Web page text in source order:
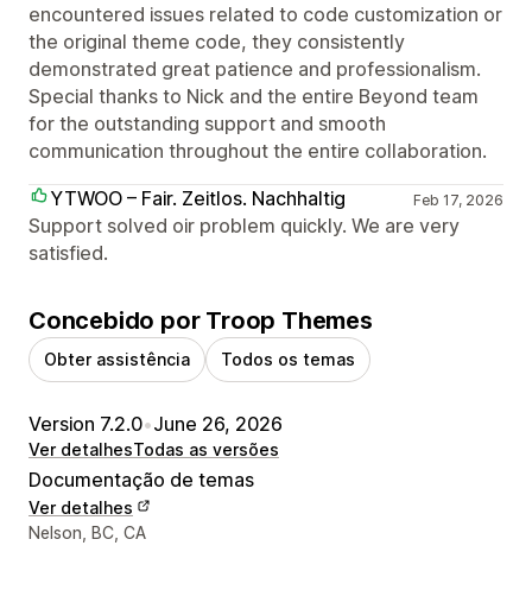
encountered issues related to code customization or
the original theme code, they consistently
demonstrated great patience and professionalism.
Special thanks to Nick and the entire Beyond team
for the outstanding support and smooth
communication throughout the entire collaboration.
YTWOO – Fair. Zeitlos. Nachhaltig
Feb 17, 2026
Support solved oir problem quickly. We are very
satisfied.
Concebido por Troop Themes
Obter assistência Todos os temas
Version 7.2.0•June 26, 2026
Ver detalhesTodas as versões
Documentação de temas
Ver detalhes
Detalhes de contacto do designer
Nelson, BC, CA